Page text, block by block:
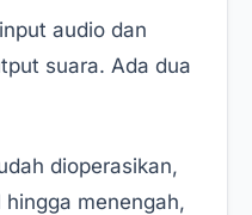
audio dan
suara. Ada dua
dioperasikan,
menengah,